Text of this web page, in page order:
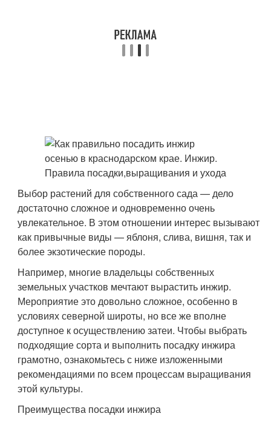
Выбор растений для собственного сада — дело
достаточно сложное и одновременно очень
увлекательное. В этом отношении интерес вызывают
как привычные виды — яблоня, слива, вишня, так и
более экзотические породы.
Например, многие владельцы собственных
земельных участков мечтают вырастить инжир.
Мероприятие это довольно сложное, особенно в
условиях северной широты, но все же вполне
доступное к осуществлению затеи. Чтобы выбрать
подходящие сорта и выполнить посадку инжира
грамотно, ознакомьтесь с ниже изложенными
рекомендациями по всем процессам выращивания
этой культуры.
Преимущества посадки инжира